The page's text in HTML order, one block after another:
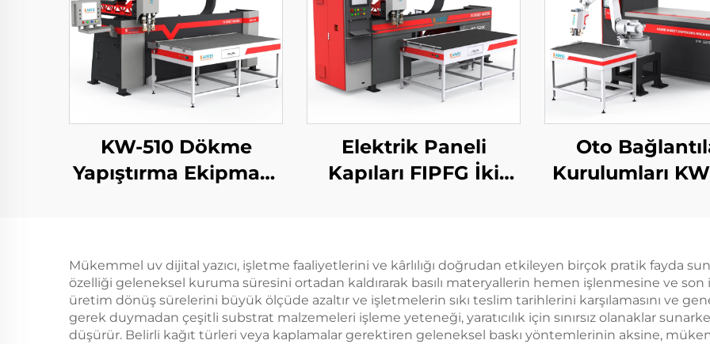
KW-510 Dökme
Yapıştırma Ekipmanı
Jant Makinesi Robot
Elektrik Paneli
Kapıları FIPFG İki
Oto
Kurulumları
Mükemmel uv dijital yazıcı, işletme faaliyetlerini ve kârlılığı doğrudan etkileyen birçok pratik fayda
özelliği geleneksel kuruma süresini ortadan kaldırarak basılı materyallerin hemen işlenmesine ve son
üretim dönüş sürelerini büyük ölçüde azaltır ve işletmelerin sıkı teslim tarihlerini karşılamasını ve
gerek duymadan çeşitli substrat malzemeleri işleme yeteneği, yaratıcılık için sınırsız olanaklar
düşürür. Belirli kağıt türleri veya kaplamalar gerektiren geleneksel baskı yöntemlerinin aksine,